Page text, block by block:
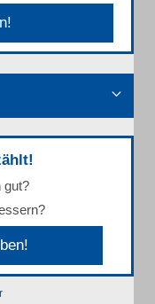
gut?